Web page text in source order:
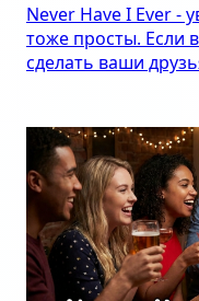
Never Have I Ever -
тоже просты. Если
сделать ваши